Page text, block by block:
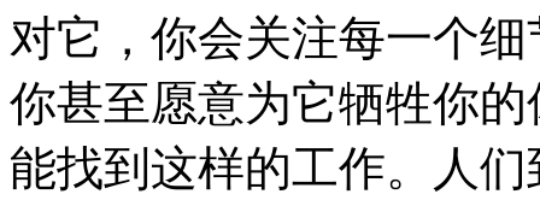
对它，你会关注每一个
你甚至愿意为它牺牲你
能找到这样的工作。人